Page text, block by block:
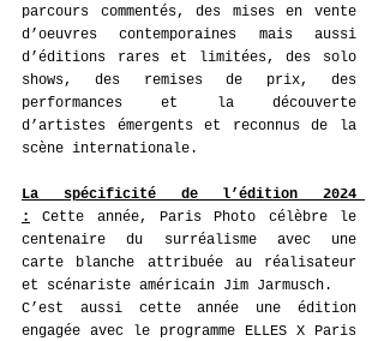
parcours commentés, des mises en vente
d’oeuvres contemporaines mais aussi
d’éditions rares et limitées, des solo
shows, des remises de prix, des
performances et la découverte
d’artistes émergents et reconnus de la
scène internationale.
La spécificité de l’édition 2024
:
Cette année, Paris Photo célèbre le
centenaire du surréalisme avec une
carte blanche attribuée au réalisateur
et scénariste américain Jim Jarmusch.
C’est aussi cette année une édition
engagée avec le programme ELLES X Paris